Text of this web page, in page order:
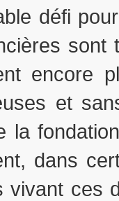
défi
sont
encore
et
la
dans
vivant ces